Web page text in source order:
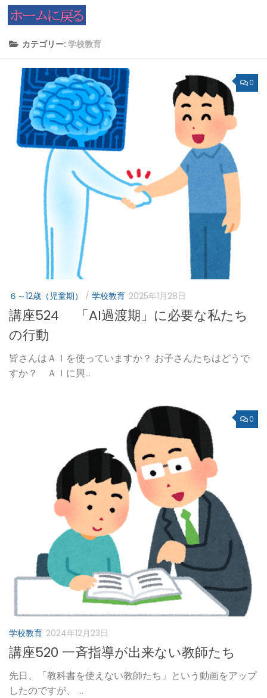
コンテンツへスキップ
カテゴリー: 学校教育
0
６～12歳（児童期） / 学校教育 2025年1月28日
講座524 「AI過渡期」に必要な私たち
の行動
皆さんはＡＩを使っていますか？ お子さんたちはどうで
すか？ ＡＩに興...
0
学校教育 2024年12月23日
講座520 一斉指導が出来ない教師たち
先日、「教科書を使えない教師たち」という動画をアップ
したのですが、 ...